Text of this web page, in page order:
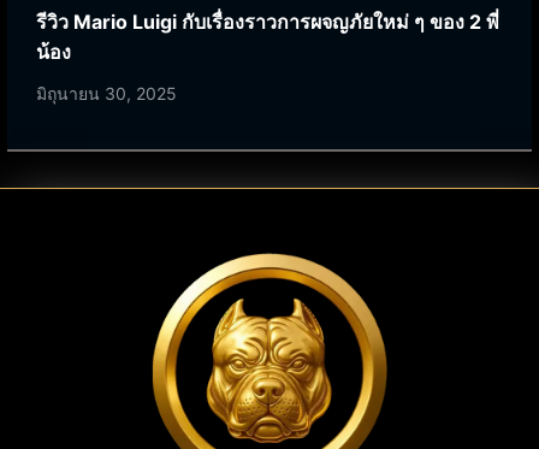
รีวิว Mario Luigi กับเรื่องราวการผจญภัยใหม่ ๆ ของ 2 พี่
น้อง
มิถุนายน 30, 2025